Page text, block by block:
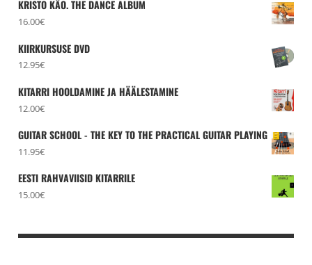
KRISTO KÄO. THE DANCE ALBUM
16.00€
KIIRKURSUSE DVD
12.95€
KITARRI HOOLDAMINE JA HÄÄLESTAMINE
12.00€
GUITAR SCHOOL - THE KEY TO THE PRACTICAL GUITAR PLAYING
11.95€
EESTI RAHVAVIISID KITARRILE
15.00€